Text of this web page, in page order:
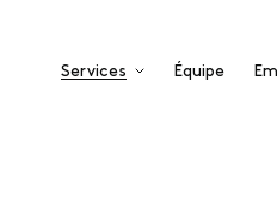
Services Équipe